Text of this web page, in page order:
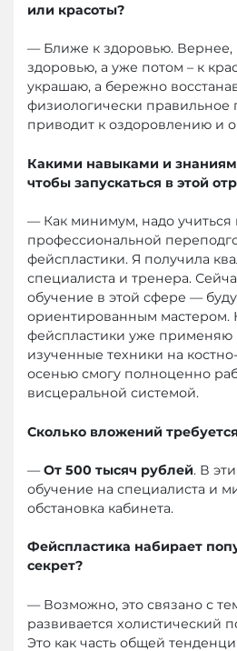
или красоты?
— Ближе к здоровью. Вернее,
здоровью, а уже потом – к
украшаю, а бережно
физиологически правильное
приводит к оздоровлению и
Какими навыками и
чтобы запускаться в этой
— Как минимум, надо учиться
профессиональной
фейспластики. Я получила
специалиста и тренера.
обучение в этой сфере —
ориентированным мастером.
фейспластики уже применяю
изученные техники на
осенью смогу полноценно
висцеральной системой.
Сколько вложений
—От 500 тысяч рублей. В
обучение на специалиста и
обстановка кабинета.
Фейспластика набирает
секрет?
— Возможно, это связано с
развивается холистический
Это как часть общей